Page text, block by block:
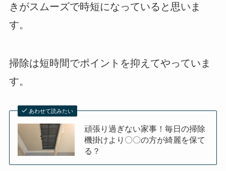
きがスムーズで時短になっていると思いま
す。
掃除は短時間でポイントを抑えてやっていま
す。
あわせて読みたい
頑張り過ぎない家事！毎日の掃除
機掛けより〇〇の方が綺麗を保て
る？